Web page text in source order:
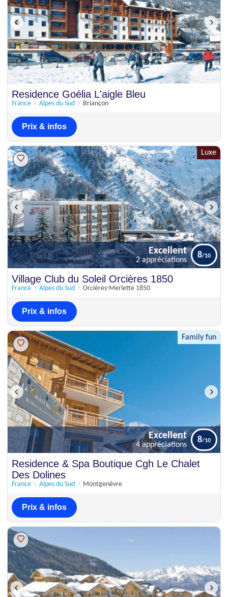
Residence Goélia L'aigle Bleu
France Alpes du Sud Briançon
Prix & infos
Luxe
Excellent
2 appréciations
Village Club du Soleil Orcières 1850
France Alpes du Sud Orcières-Merlette 1850
Excellent
2 appréciations
8
Prix & infos
Family fun
Excellent
4 appréciations
8
Residence & Spa Boutique Cgh Le Chalet
Des Dolines
France Alpes du Sud Montgenèvre
Excellent
4 appréciations
8
Prix & infos